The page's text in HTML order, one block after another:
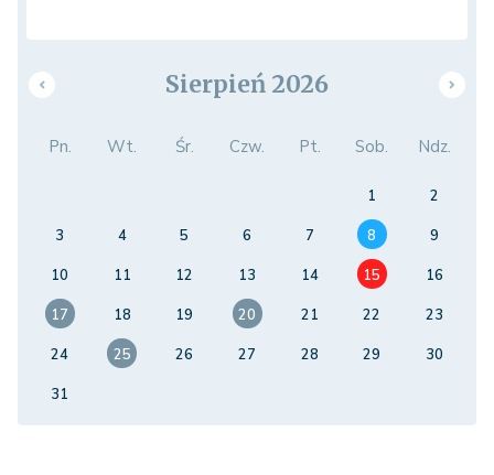
Sierpień 2026
Pn. Wt. Śr. Czw. Pt. Sob. Ndz.
1
2
3
4 5 6 7 8
9
10
11 12 13 14 15
16
17
18 19 20 21 22
23
24
25 26 27 28 29
30
31